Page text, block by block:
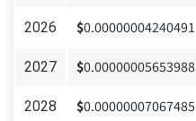
2026 $0.00000004240491
2027 $0.00000005653988
2028 $0.00000007067485